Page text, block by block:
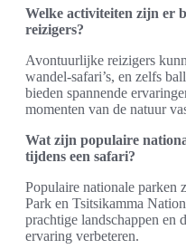
Welke activiteiten zijn er
reizigers?
Avontuurlijke reizigers
wandel-safari’s, en zelfs
bieden spannende
momenten van de natuur
Wat zijn populaire
tijdens een safari?
Populaire nationale parken
Park en Tsitsikamma
prachtige landschappen en
ervaring verbeteren.